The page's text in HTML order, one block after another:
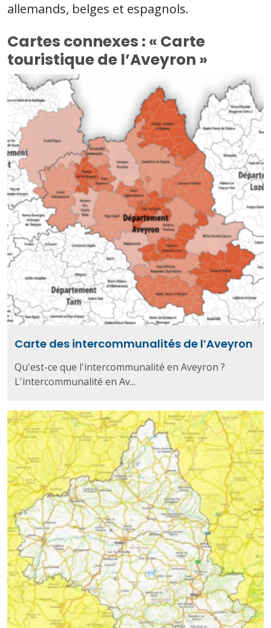
allemands, belges et espagnols.
Cartes connexes : « Carte
touristique de l’Aveyron »
Carte des intercommunalités de l’Aveyron
Qu'est-ce que l'intercommunalité en Aveyron ?
L'intercommunalité en Av...